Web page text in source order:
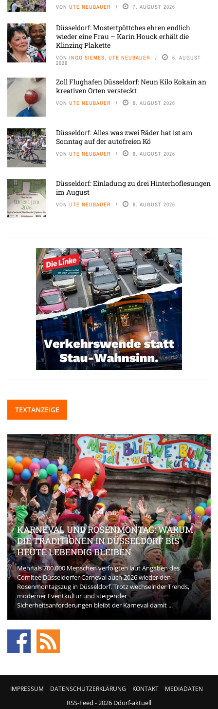
VON UTE NEUBAUER 7. AUGUST 2026
Düsseldorf: Mostertpöttches ehren endlich
wieder eine Frau – Karin Houck erhält die
Klinzing Plakette
VON INGO SIEMES, UTE NEUBAUER 6. AUGUST
2026
Zoll Flughafen Düsseldorf: Neun Kilo Kokain an
kreativen Orten versteckt
VON UTE NEUBAUER 6. AUGUST 2026
Düsseldorf: Alles was zwei Räder hat ist am
Sonntag auf der autofreien Kö
VON UTE NEUBAUER 6. AUGUST 2026
Düsseldorf: Einladung zu drei Hinterhoflesungen
im August
VON UTE NEUBAUER 6. AUGUST 2026
TEXTANZEIGE
KARNEVAL UND ROSENMONTAG: WARUM
DIE TRADITIONEN IN DÜSSELDORF BIS
HEUTE LEBENDIG BLEIBEN
Mehr als 700.000 Menschen verfolgten laut Angaben des
Comitee Düsseldorfer Carneval auch 2026 wieder den
Rosenmontagszug in Düsseldorf. Trotz wechselnder Trends,
moderner Eventkultur und steigender
Sicherheitsanforderungen bleibt der Karneval damit ...
IMPRESSUM DATENSCHUTZERKLÄRUNG KONTAKT MEDIADATEN
RSS-Feed - 2026 Ddorf-aktuell